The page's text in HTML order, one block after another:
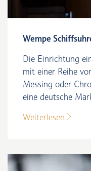
Wempe
Die Einrichtung
mit einer Reihe
Messing oder
eine deutsche
Weiterlesen